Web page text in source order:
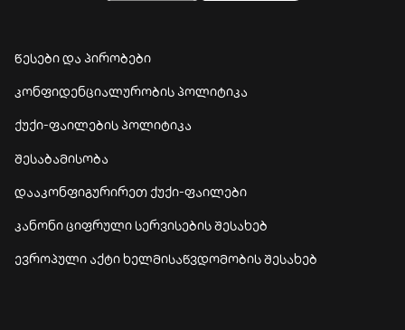
წესები და პირობები
კონფიდენციალურობის პოლიტიკა
ქუქი-ფაილების პოლიტიკა
შესაბამისობა
დააკონფიგურირეთ ქუქი-ფაილები
კანონი ციფრული სერვისების შესახებ
ევროპული აქტი ხელმისაწვდომობის შესახებ